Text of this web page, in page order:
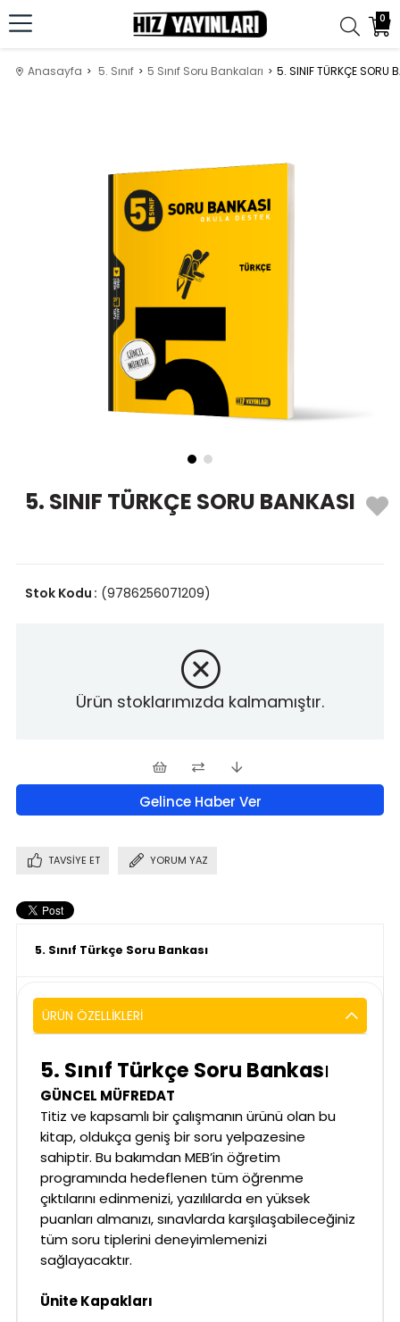
0
Anasayfa 5. Sınıf 5 Sınıf Soru Bankaları 5. SINIF TÜRKÇE SORU
5. SINIF TÜRKÇE SORU BANKASI
(9786256071209)
Stok Kodu
Ürün stoklarımızda kalmamıştır.
Gelince Haber Ver
TAVSIYE ET YORUM YAZ
5. Sınıf Türkçe Soru Bankası
ÜRÜN ÖZELLIKLERI
5. Sınıf Türkçe Soru Bankası
GÜNCEL MÜFREDAT
Titiz ve kapsamlı bir çalışmanın ürünü olan bu
kitap, oldukça geniş bir soru yelpazesine
sahiptir. Bu bakımdan MEB’in öğretim
programında hedeflenen tüm öğrenme
çıktılarını edinmenizi, yazılılarda en yüksek
puanları almanızı, sınavlarda karşılaşabileceğiniz
tüm soru tiplerini deneyimlemenizi
sağlayacaktır.
Ünite Kapakları